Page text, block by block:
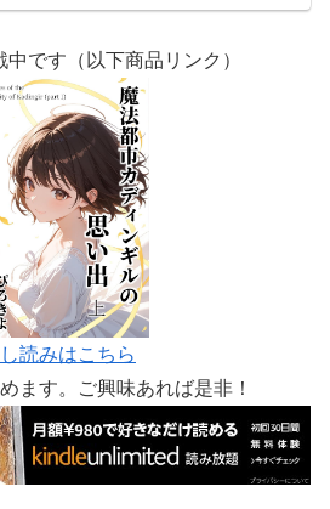
です（以下商品リンク）
読みはこちら
ます。ご興味あれば是非！